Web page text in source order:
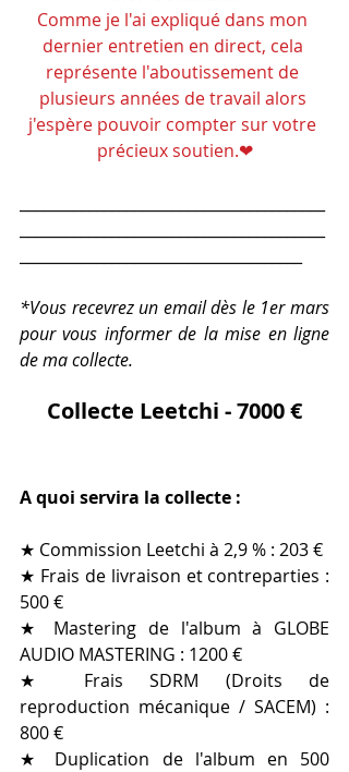
Comme je l'ai expliqué dans mon
dernier entretien en direct, cela
représente l'aboutissement de
plusieurs années de travail alors
j'espère pouvoir compter sur votre
précieux soutien.❤
*Vous recevrez un email dès le 1er mars
pour vous informer de la mise en ligne
de ma collecte.
Collecte Leetchi - 7000 €
A quoi servira la collecte :
★ Commission Leetchi à 2,9 % : 203 €
★ Frais de livraison et contreparties :
500 €
★ Mastering de l'album à GLOBE
AUDIO MASTERING : 1200 €
★ Frais SDRM (Droits de
reproduction mécanique / SACEM) :
800 €
★ Duplication de l'album en 500